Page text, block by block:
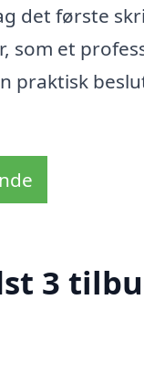
det første
som et
praktisk
3